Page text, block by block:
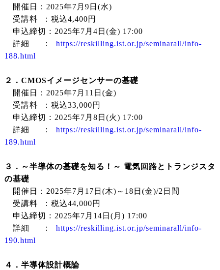
開催日：2025年7月9日(水)
受講料 ：税込4,400円
申込締切：2025年7月4日(金) 17:00
詳細 ： https://reskilling.ist.or.jp/seminarall/info-
188.html
２．CMOSイメージセンサーの基礎
開催日：2025年7月11日(金)
受講料 ：税込33,000円
申込締切：2025年7月8日(火) 17:00
詳細 ： https://reskilling.ist.or.jp/seminarall/info-
189.html
３．～半導体の基礎を知る！～ 電気回路とトランジスタ
の基礎
開催日：2025年7月17日(木)～18日(金)/2日間
受講料 ：税込44,000円
申込締切：2025年7月14日(月) 17:00
詳細 ： https://reskilling.ist.or.jp/seminarall/info-
190.html
４．半導体設計概論